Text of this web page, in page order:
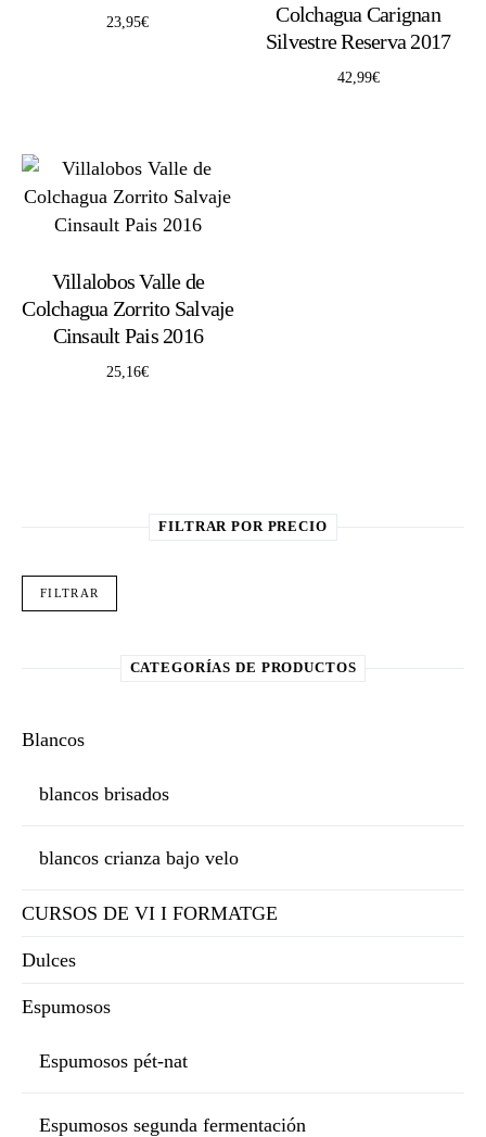
23,95€
Colchagua Carignan
Silvestre Reserva 2017
42,99€
Villalobos Valle de
Colchagua Zorrito Salvaje
Cinsault Pais 2016
25,16€
FILTRAR POR PRECIO
FILTRAR
CATEGORÍAS DE PRODUCTOS
Blancos
blancos brisados
blancos crianza bajo velo
CURSOS DE VI I FORMATGE
Dulces
Espumosos
Espumosos pét-nat
Espumosos segunda fermentación